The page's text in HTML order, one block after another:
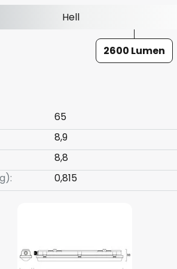
Hell
2600 Lumen
65
8,9
8,8
0,815